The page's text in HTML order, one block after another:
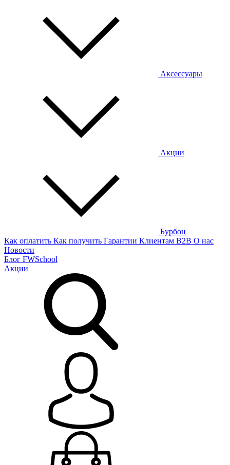
Аксессуары
Акции
Бурбон
Как оплатить Как получить Гарантии Клиентам B2B О нас
Новости
Блог FWSchool
Акции